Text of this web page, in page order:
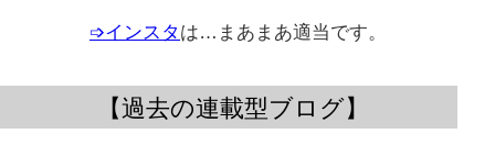
➩インスタ は…まあまあ適当です。
【過去の連載型ブログ】